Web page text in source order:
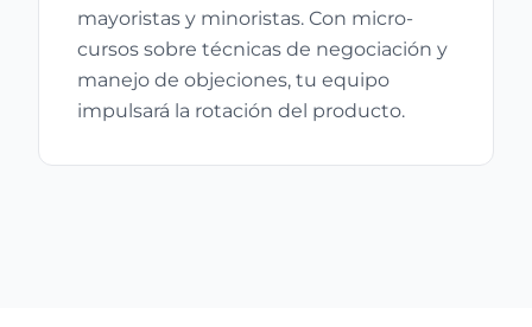
mayoristas y minoristas. Con micro-
cursos sobre técnicas de negociación y
manejo de objeciones, tu equipo
impulsará la rotación del producto.